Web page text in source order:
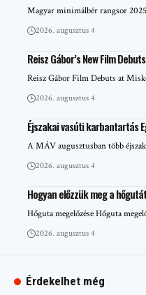
Magyar minimálbér rangsor
2026. augusztus 4
Reisz Gábor’s New Film
Reisz Gábor Film Debuts at
2026. augusztus 4
Éjszakai vasúti karbantartás
A MÁV augusztusban több
2026. augusztus 4
Hogyan előzzük meg a
Hőguta megelőzése Hőguta
2026. augusztus 4
Érdekelhet még